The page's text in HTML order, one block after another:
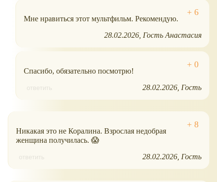
Мне нравиться этот мультфильм. Рекомендую.
28.02.2026 Гость Анастасия
Спасибо, обязательно посмотрю!
ответить 28.02.2026 Гость
Никакая это не Коралина. Взрослая недобрая
женщина получилась. 😱
ответить 28.02.2026 Гость